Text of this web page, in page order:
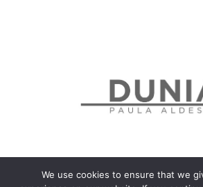
We use cookies to ensure that we